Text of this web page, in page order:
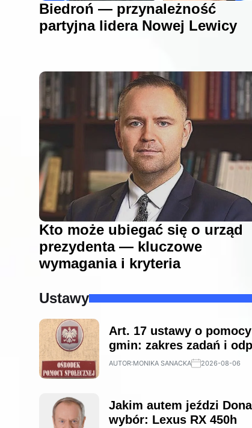
Biedroń — przynależność
partyjna lidera Nowej Lewicy
Kto może ubiegać się o urząd
prezydenta — kluczowe
wymagania i kryteria
Ustawy
Art. 17 ustawy o
gmin: zakres zadań i
AUTOR:MONIKA SANACKA 2026-08-06
Jakim autem jeździ
wybór: Lexus RX 450h